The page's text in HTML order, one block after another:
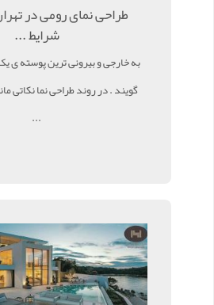
طراحی نمای رومی در
شرایط ...
به خارجی و بیرونی ترین پوسته ی
گویند . در روند طراحی نما نکاتی
...